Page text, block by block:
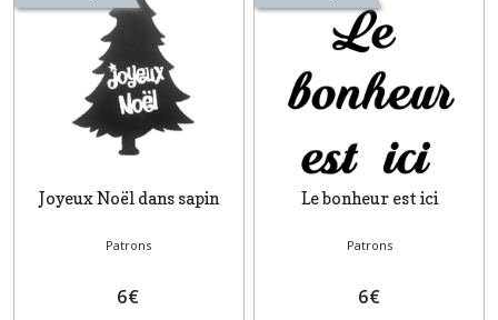
Joyeux Noël dans sapin
Patrons
6€
Le bonheur est ici
Patrons
6€